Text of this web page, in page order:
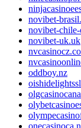
novibet-
novibet-
novibet-uk.uk
oddboy.nz